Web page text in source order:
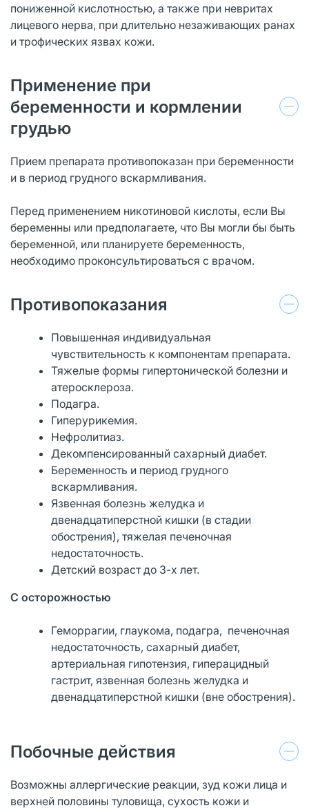
пониженной кислотностью, а также при невритах
лицевого нерва, при длительно незаживающих ранах
и трофических язвах кожи.
Применение при
беременности и кормлении
грудью
Прием препарата противопоказан при беременности
и в период грудного вскармливания.
Перед применением никотиновой кислоты, если Вы
беременны или предполагаете, что Вы могли бы быть
беременной, или планируете беременность,
необходимо проконсультироваться с врачом.
Противопоказания
Повышенная индивидуальная
чувствительность к компонентам препарата.
Тяжелые формы гипертонической болезни и
атеросклероза.
Подагра.
Гиперурикемия.
Нефролитиаз.
Декомпенсированный сахарный диабет.
Беременность и период грудного
вскармливания.
Язвенная болезнь желудка и
двенадцатиперстной кишки (в стадии
обострения), тяжелая печеночная
недостаточность.
Детский возраст до 3-х лет.
С осторожностью
Геморрагии, глаукома, подагра, печеночная
недостаточность, сахарный диабет,
артериальная гипотензия, гиперацидный
гастрит, язвенная болезнь желудка и
двенадцатиперстной кишки (вне обострения).
Побочные действия
Возможны аллергические реакции, зуд кожи лица и
верхней половины туловища, сухость кожи и